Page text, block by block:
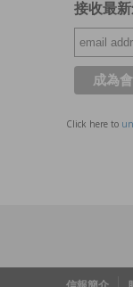
接收最
Click here to